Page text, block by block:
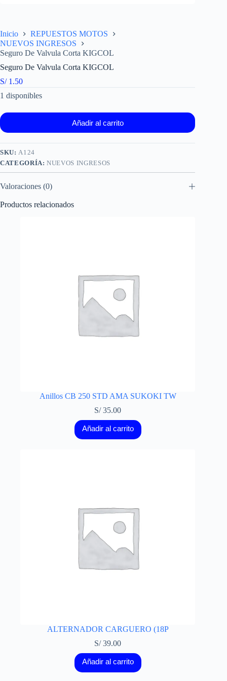
Inicio
REPUESTOS MOTOS
NUEVOS INGRESOS
Seguro De Valvula Corta KIGCOL
Seguro De Valvula Corta KIGCOL
S/1.50
1 disponibles
Añadir al carrito
SKU:A124
CATEGORÍA:NUEVOS INGRESOS
Valoraciones (0)
Productos relacionados
Anillos CB 250 STD AMA SUKOKI TW
S/35.00
Añadir al carrito
ALTERNADOR CARGUERO (18P
S/39.00
Añadir al carrito